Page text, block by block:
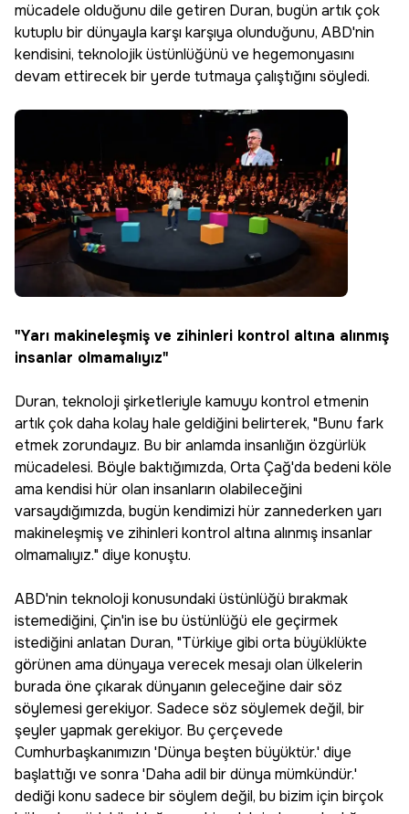
mücadele olduğunu dile getiren Duran, bugün artık çok
kutuplu bir dünyayla karşı karşıya olunduğunu, ABD'nin
kendisini, teknolojik üstünlüğünü ve hegemonyasını
devam ettirecek bir yerde tutmaya çalıştığını söyledi.
"Yarı makineleşmiş ve zihinleri kontrol altına alınmış
insanlar olmamalıyız"
Duran, teknoloji şirketleriyle kamuyu kontrol etmenin
artık çok daha kolay hale geldiğini belirterek, "Bunu fark
etmek zorundayız. Bu bir anlamda insanlığın özgürlük
mücadelesi. Böyle baktığımızda, Orta Çağ'da bedeni köle
ama kendisi hür olan insanların olabileceğini
varsaydığımızda, bugün kendimizi hür zannederken yarı
makineleşmiş ve zihinleri kontrol altına alınmış insanlar
olmamalıyız." diye konuştu.
ABD'nin teknoloji konusundaki üstünlüğü bırakmak
istemediğini, Çin'in ise bu üstünlüğü ele geçirmek
istediğini anlatan Duran, "Türkiye gibi orta büyüklükte
görünen ama dünyaya verecek mesajı olan ülkelerin
burada öne çıkarak dünyanın geleceğine dair söz
söylemesi gerekiyor. Sadece söz söylemek değil, bir
şeyler yapmak gerekiyor. Bu çerçevede
Cumhurbaşkanımızın 'Dünya beşten büyüktür.' diye
başlattığı ve sonra 'Daha adil bir dünya mümkündür.'
dediği konu sadece bir söylem değil, bu bizim için birçok